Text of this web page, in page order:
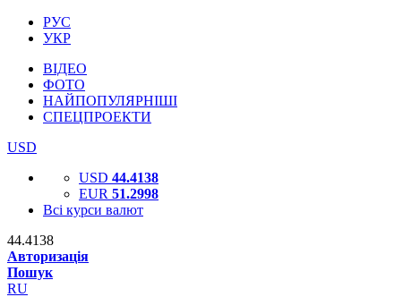
РУС
УКР
ВІДЕО
ФОТО
НАЙПОПУЛЯРНІШІ
СПЕЦПРОЕКТИ
USD
USD 44.4138
EUR 51.2998
Всі курси валют
44.4138
Авторизація
Пошук
RU